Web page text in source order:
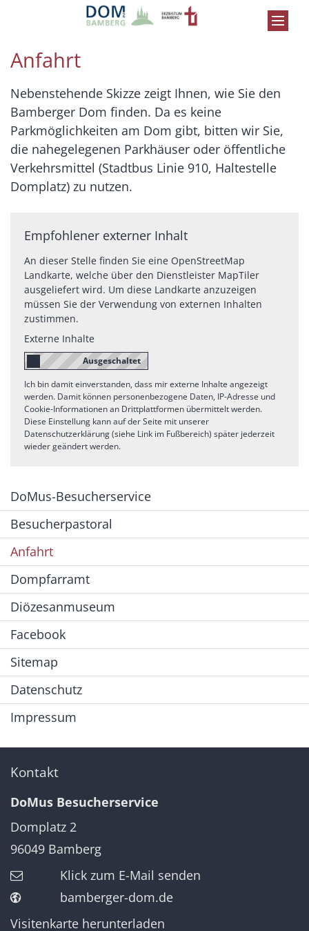
Zum Inhalt springen
Anfahrt
Nebenstehende Skizze zeigt Ihnen, wie Sie den
Bamberger Dom finden. Da es keine
Parkmöglichkeiten am Dom gibt, bitten wir Sie,
die nahegelegenen Parkhäuser oder öffentliche
Verkehrsmittel (Stadtbus Linie 910, Haltestelle
Domplatz) zu nutzen.
Empfohlener externer Inhalt
An dieser Stelle finden Sie eine OpenStreetMap
Landkarte, welche über den Dienstleister MapTiler
ausgeliefert wird. Um diese Landkarte anzuzeigen
müssen Sie der Verwendung von externen Inhalten
zustimmen.
Externe Inhalte
Ich bin damit einverstanden, dass mir externe Inhalte angezeigt
werden. Damit können personenbezogene Daten, IP-Adresse und
Cookie-Informationen an Drittplattformen übermittelt werden.
Diese Einstellung kann auf der Seite mit unserer
Datenschutzerklärung (siehe Link im Fußbereich) später jederzeit
wieder geändert werden.
DoMus-Besucherservice
Besucherpastoral
Anfahrt
Dompfarramt
Diözesanmuseum
Facebook
Sitemap
Datenschutz
Impressum
Kontakt
DoMus Besucherservice
Domplatz 2
96049 Bamberg
Klick zum E-Mail senden
bamberger-dom.de
Visitenkarte herunterladen